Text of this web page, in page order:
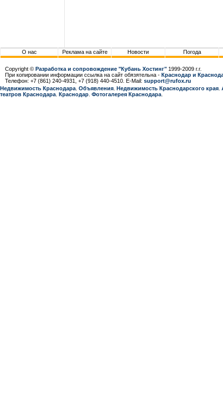
О нас Реклама на сайте Новости Погода
Copyright © Разработка и сопровождение "Кубань Хостинг" 1999-2009 г.г.
При копировании информации ссылка на сайт обязятельна - Краснодар и
Телефон: +7 (861) 240-4931, +7 (918) 440-4510. E-Mail: support@rufox.ru
Недвижимость Краснодара Объявления Недвижимость Краснодарcкого края
театров Краснодара Краснодар Фотогалерея Краснодара